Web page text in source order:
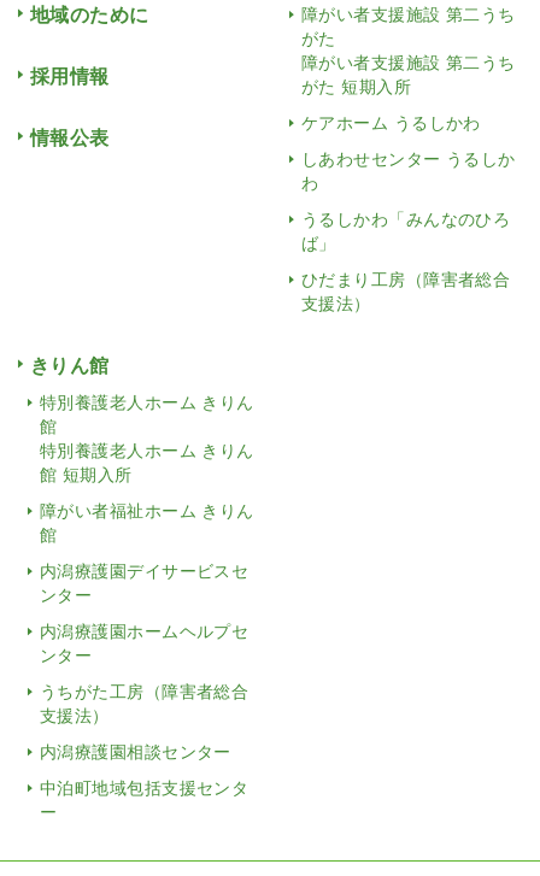
地域のために
採用情報
情報公表
障がい者支援施設 第二うち
がた
障がい者支援施設 第二うち
がた 短期入所
ケアホーム うるしかわ
しあわせセンター うるしか
わ
うるしかわ「みんなのひろ
ば」
ひだまり工房（障害者総合
支援法）
きりん館
特別養護老人ホーム きりん
館
特別養護老人ホーム きりん
館 短期入所
障がい者福祉ホーム きりん
館
内潟療護園デイサービスセ
ンター
内潟療護園ホームヘルプセ
ンター
うちがた工房（障害者総合
支援法）
内潟療護園相談センター
中泊町地域包括支援センタ
ー